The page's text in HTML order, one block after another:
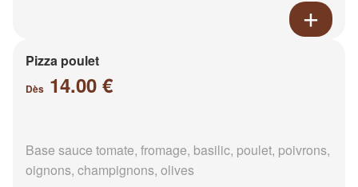
Pizza poulet
Dès 14.00 €
Base sauce tomate, fromage, basilic, poulet, poivrons,
oignons, champignons, olives